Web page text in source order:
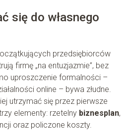
się do własnego
przedsiębiorców
firmę „na entuzjazmie”, bez
uproszczenie formalności –
online – bywa złudne.
utrzymać się przez pierwsze
elementy: rzetelny biznesplan,
oraz policzone koszty.